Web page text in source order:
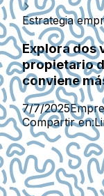
Estrategia
Explora dos
propietario
conviene
7/7/2025
Compartir en: